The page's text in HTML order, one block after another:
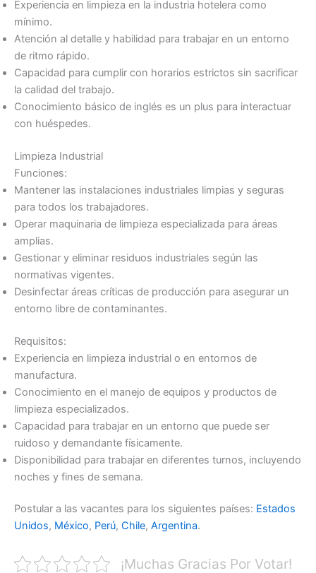
Experiencia en limpieza en la industria hotelera como
mínimo.
Atención al detalle y habilidad para trabajar en un entorno
de ritmo rápido.
Capacidad para cumplir con horarios estrictos sin sacrificar
la calidad del trabajo.
Conocimiento básico de inglés es un plus para interactuar
con huéspedes.
Limpieza Industrial
Funciones:
Mantener las instalaciones industriales limpias y seguras
para todos los trabajadores.
Operar maquinaria de limpieza especializada para áreas
amplias.
Gestionar y eliminar residuos industriales según las
normativas vigentes.
Desinfectar áreas críticas de producción para asegurar un
entorno libre de contaminantes.
Requisitos:
Experiencia en limpieza industrial o en entornos de
manufactura.
Conocimiento en el manejo de equipos y productos de
limpieza especializados.
Capacidad para trabajar en un entorno que puede ser
ruidoso y demandante físicamente.
Disponibilidad para trabajar en diferentes turnos, incluyendo
noches y fines de semana.
Postular a las vacantes para los siguientes países: Estados
Unidos, México, Perú, Chile, Argentina.
¡Muchas Gracias Por Votar!